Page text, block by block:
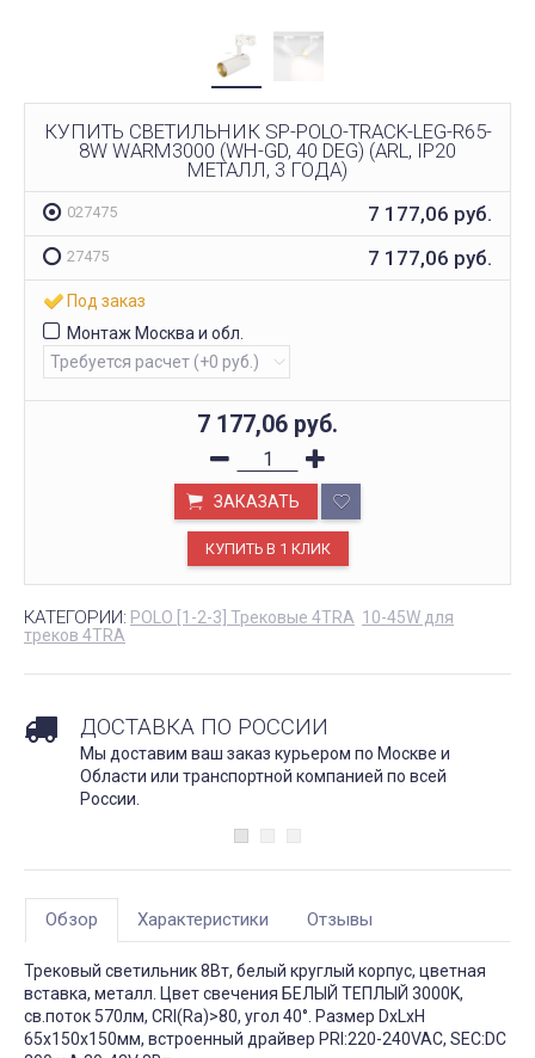
КУПИТЬ СВЕТИЛЬНИК SP-POLO-TRACK-LEG-R65-
8W WARM3000 (WH-GD, 40 DEG) (ARL, IP20
МЕТАЛЛ, 3 ГОДА)
027475 7 177,06 руб.
27475 7 177,06 руб.
Под заказ
Монтаж Москва и обл.
7 177,06 руб.
ЗАКАЗАТЬ
КАТЕГОРИИ: POLO [1-2-3] Трековые 4TRA 10-45W для
треков 4TRA
ДОСТАВКА ПО РОССИИ
Мы доставим ваш заказ курьером по Москве и
Области или транспортной компанией по всей
России.
Обзор Характеристики Отзывы
Трековый светильник 8Вт, белый круглый корпус, цветная
вставка, металл. Цвет свечения БЕЛЫЙ ТЕПЛЫЙ 3000K,
св.поток 570лм, CRI(Ra)>80, угол 40°. Размер DxLxH
65x150x150мм, встроенный драйвер PRI:220-240VAC, SEC:DC